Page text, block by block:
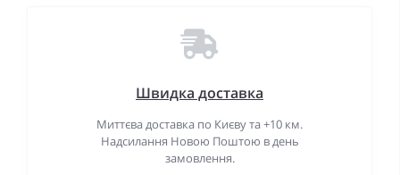
Швидка доставка
Миттєва доставка по Києву та +10 км.
Надсилання Новою Поштою в день
замовлення.